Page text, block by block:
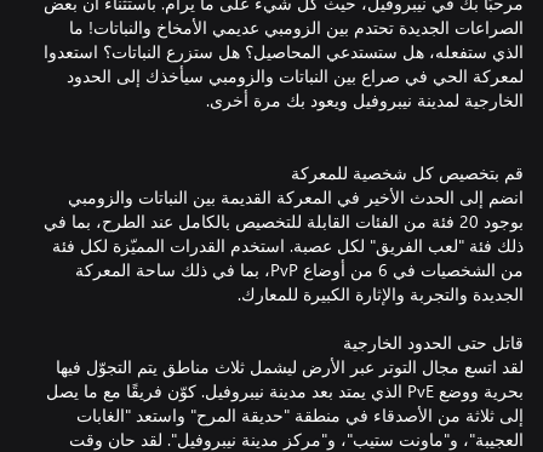
الصراعات الجديدة تحتدم بين الزومبي عديمي الأمخاخ والنباتات! ما
الذي ستفعله، هل ستستدعي المحاصيل؟ هل ستزرع النباتات؟ استعدوا
لمعركة الحي في صراع بين النباتات والزومبي سيأخذك إلى الحدود
انضم إلى الحدث الأخير في المعركة القديمة بين النباتات والزومبي
بوجود 20 فئة من الفئات القابلة للتخصيص بالكامل عند الطرح، بما في
ذلك فئة "لعب الفريق" لكل عصبة. استخدم القدرات المميّزة لكل فئة
من الشخصيات في 6 من أوضاع PvP، بما في ذلك ساحة المعركة
لقد اتسع مجال التوتر عبر الأرض ليشمل ثلاث مناطق يتم التجوّل فيها
بحرية ووضع PvE الذي يمتد بعد مدينة نيبروفيل. كوّن فريقًا مع ما يصل
إلى ثلاثة من الأصدقاء في منطقة "حديقة المرح" واستعد "الغابات
العجيبة"، و"ماونت ستيب"، و"مركز مدينة نيبروفيل". لقد حان وقت